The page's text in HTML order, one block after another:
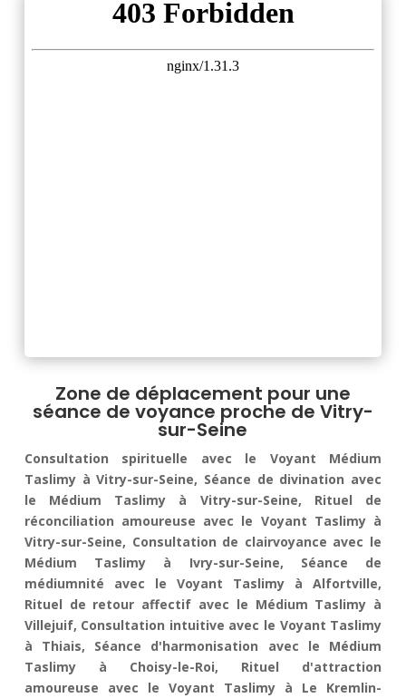
Zone de déplacement pour une
séance de voyance proche de Vitry-
sur-Seine
Consultation spirituelle avec le Voyant Médium
Taslimy à Vitry-sur-Seine, Séance de divination avec
le Médium Taslimy à Vitry-sur-Seine, Rituel de
réconciliation amoureuse avec le Voyant Taslimy à
Vitry-sur-Seine, Consultation de clairvoyance avec le
Médium Taslimy à Ivry-sur-Seine, Séance de
médiumnité avec le Voyant Taslimy à Alfortville,
Rituel de retour affectif avec le Médium Taslimy à
Villejuif, Consultation intuitive avec le Voyant Taslimy
à Thiais, Séance d'harmonisation avec le Médium
Taslimy à Choisy-le-Roi, Rituel d'attraction
amoureuse avec le Voyant Taslimy à Le Kremlin-